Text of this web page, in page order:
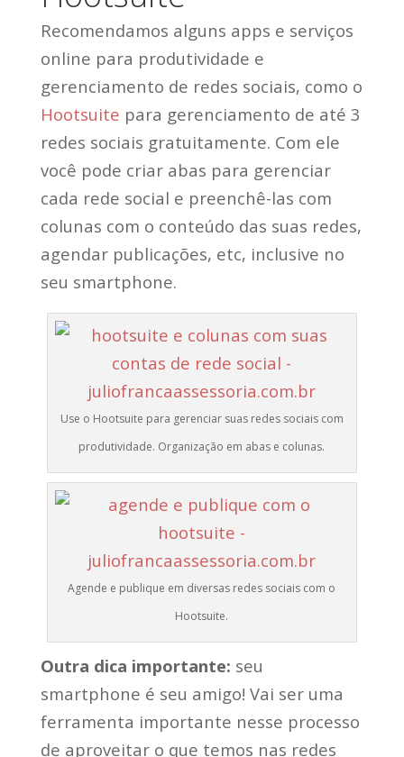
Recomendamos alguns apps e serviços
online para produtividade e
gerenciamento de redes sociais, como o
Hootsuite para gerenciamento de até 3
redes sociais gratuitamente. Com ele
você pode criar abas para gerenciar
cada rede social e preenchê-las com
colunas com o conteúdo das suas redes,
agendar publicações, etc, inclusive no
seu smartphone.
Use o Hootsuite para gerenciar suas redes sociais com
produtividade. Organização em abas e colunas.
Agende e publique em diversas redes sociais com o
Hootsuite.
Outra dica importante: seu
smartphone é seu amigo! Vai ser uma
ferramenta importante nesse processo
de aproveitar o que temos nas redes